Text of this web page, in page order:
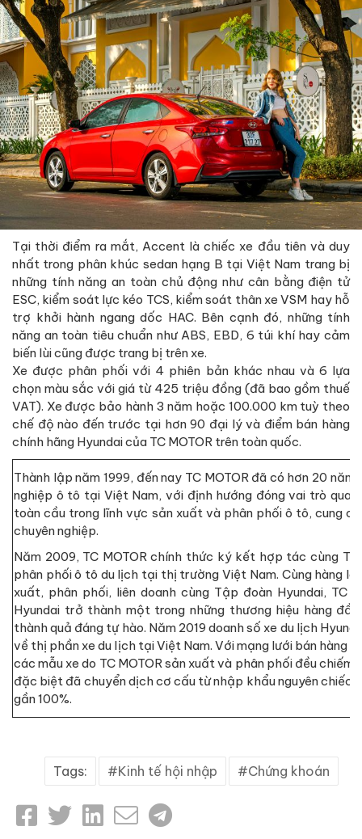
Tại thời điểm ra mắt, Accent là chiếc xe đầu tiên và duy
nhất trong phân khúc sedan hạng B tại Việt Nam trang bị
những tính năng an toàn chủ động như cân bằng điện tử
ESC, kiểm soát lực kéo TCS, kiểm soát thân xe VSM hay hỗ
trợ khởi hành ngang dốc HAC. Bên cạnh đó, những tính
năng an toàn tiêu chuẩn như ABS, EBD, 6 túi khí hay cảm
biến lùi cũng được trang bị trên xe.
Xe được phân phối với 4 phiên bản khác nhau và 6 lựa
chọn màu sắc với giá từ 425 triệu đồng (đã bao gồm thuế
VAT). Xe được bảo hành 3 năm hoặc 100.000 km tuỳ theo
chế độ nào đến trước tại hơn 90 đại lý và điểm bán hàng
chính hãng Hyundai của TC MOTOR trên toàn quốc.
Thành lập năm 1999, đến nay TC MOTOR đã có hơn 20
nghiệp ô tô tại Việt Nam, với định hướng đóng vai trò
toàn cầu trong lĩnh vực sản xuất và phân phối ô tô, cung
chuyên nghiệp.
Năm 2009, TC MOTOR chính thức ký kết hợp tác cùng
phân phối ô tô du lịch tại thị trường Việt Nam. Cùng hàng
xuất, phân phối, liên doanh cùng Tập đoàn Hyundai, TC
Hyundai trở thành một trong những thương hiệu hàng
thành quả đáng tự hào. Năm 2019 doanh số xe du lịch
về thị phần xe du lịch tại Việt Nam. Với mạng lưới bán hàng
các mẫu xe do TC MOTOR sản xuất và phân phối đều
đặc biệt đã chuyển dịch cơ cấu từ nhập khẩu nguyên chiếc
gần 100%.
Tags: Kinh tế hội nhập Chứng khoán